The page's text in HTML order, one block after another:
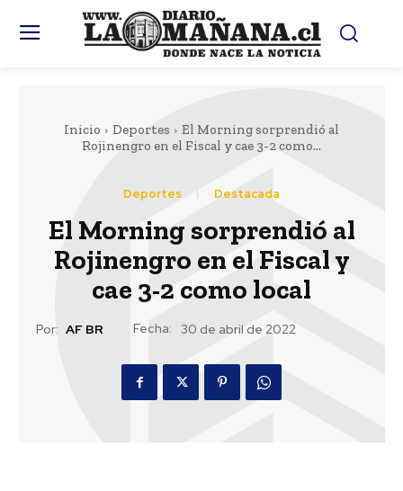
Inicio Deportes
El Morning sorprendió al
Rojinengro en el Fiscal y cae 3-2 como...
Deportes Destacada
El Morning sorprendió al
Rojinengro en el Fiscal y
cae 3-2 como local
Por: AF BR Fecha: 30 de abril de 2022